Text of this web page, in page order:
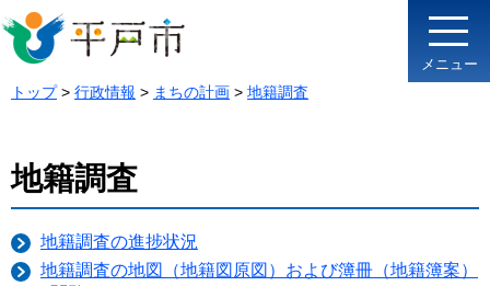
メニュー
トップ> 行政情報 > まちの計画 > 地籍調査
地籍調査
地籍調査の進捗状況
地籍調査の地図（地籍図原図）および簿冊（地籍簿案）